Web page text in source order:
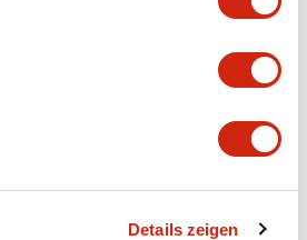
Details zeigen
(rated illuminated